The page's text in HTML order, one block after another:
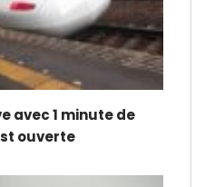
avec 1 minute de
ouverte